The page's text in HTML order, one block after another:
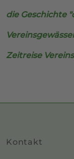
die Geschichte
Zeitreise
Kontakt